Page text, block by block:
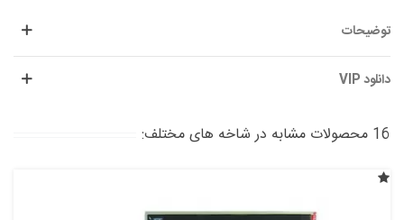
توضیحات
دانلود VIP
16 محصولات مشابه در شاخه های مختلف: